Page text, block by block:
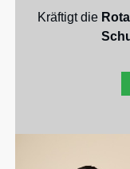
Kräftigt die